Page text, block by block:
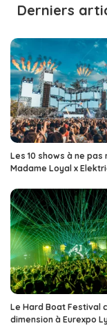
Derniers
Les 10 shows à ne pas
Madame Loyal x
Le Hard Boat Festival
dimension à Eurexpo